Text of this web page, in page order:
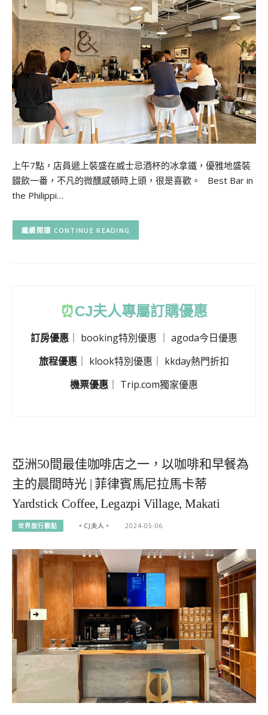
上午7點，店員遞上裝盛在威士忌酒杯的冰拿鐵，優雅地盛裝
餟飲一番，不凡的微醺感頓時上頭，很是喜歡。 Best Bar in
the Philippi…
CONTINUE READING
⏰CJ夫人專屬訂購優惠
訂房優惠 booking特別優惠
agoda今日優惠
旅程優惠
klook特別優惠
kkday熱門折扣
機票優惠 ｜ Trip.com獨家優惠
亞洲50間最佳咖啡店之一，以咖啡和早餐為
主的晨間時光 | 菲律賓馬尼拉馬卡蒂
Yardstick Coffee, Legazpi Village, Makati
世界旅行觀點 。CJ夫人。 2024-05-06